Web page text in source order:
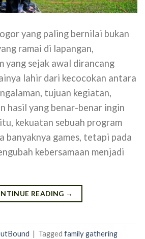
yang paling bernilai bukan
ramai di lapangan,
yang sejak awal dirancang
lahir dari kecocokan antara
tujuan kegiatan,
hasil yang benar-benar ingin
kekuatan sebuah program
banyaknya games, tetapi pada
kebersamaan menjadi
READING →
| Tagged family gathering